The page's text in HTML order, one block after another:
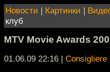
Новости | Картинки |
клуб
MTV Movie Awards
01.06.09 22:16 | Consigliere